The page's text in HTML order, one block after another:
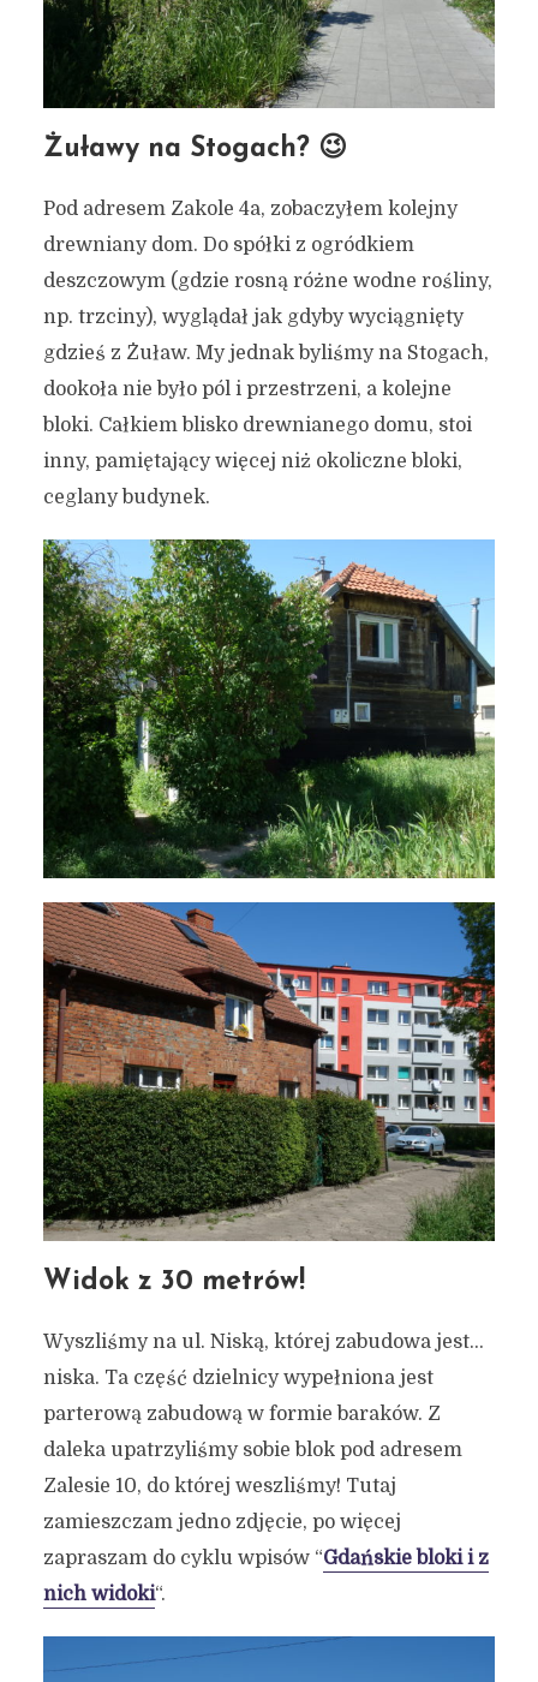
15 października 2020
5 min czytania
Autor:Kamil Sulewski
Żuławy na Stogach? 😉
Pod adresem Zakole 4a, zobaczyłem kolejny
drewniany dom. Do spółki z ogródkiem
deszczowym (gdzie rosną różne wodne rośliny,
np. trzciny), wyglądał jak gdyby wyciągnięty
gdzieś z Żuław. My jednak byliśmy na Stogach,
dookoła nie było pól i przestrzeni, a kolejne
bloki. Całkiem blisko drewnianego domu, stoi
inny, pamiętający więcej niż okoliczne bloki,
ceglany budynek.
Widok z 30 metrów!
Wyszliśmy na ul. Niską, której zabudowa jest…
niska. Ta część dzielnicy wypełniona jest
parterową zabudową w formie baraków. Z
daleka upatrzyliśmy sobie blok pod adresem
Zalesie 10, do której weszliśmy! Tutaj
zamieszczam jedno zdjęcie, po więcej
zapraszam do cyklu wpisów “Gdańskie bloki i z
nich widoki“.